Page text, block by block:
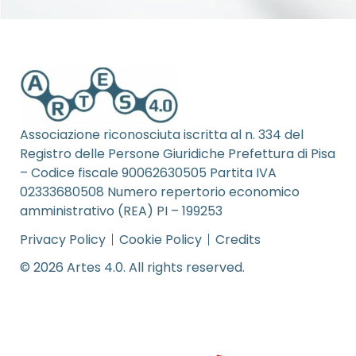
Associazione riconosciuta iscritta al n. 334 del
Registro delle Persone Giuridiche Prefettura di Pisa
– Codice fiscale 90062630505 Partita IVA
02333680508 Numero repertorio economico
amministrativo (REA) PI – 199253
Privacy Policy
Cookie Policy
Credits
© 2026 Artes 4.0. All rights reserved.